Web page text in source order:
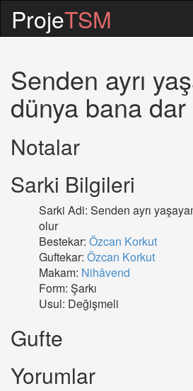
ProjeTSM
Senden ayrı
dünya bana
Notalar
Sarki Bilgileri
Sarki Adi: Senden ayrı
olur
Bestekar: Özcan Korkut
Guftekar: Özcan Korkut
Makam: Nihâvend
Form: Şarkı
Usul: Değişmeli
Gufte
Yorumlar